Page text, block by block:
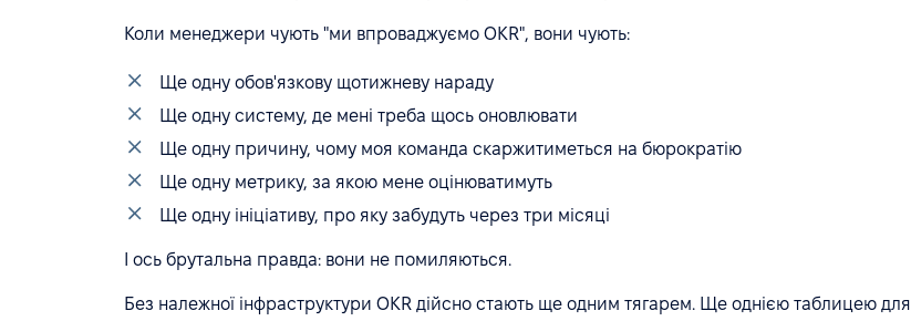
Коли менеджери чують "ми впроваджуємо OKR", вони чують:
Ще одну обов'язкову щотижневу нараду
Ще одну систему, де мені треба щось оновлювати
Ще одну причину, чому моя команда скаржитиметься на бюрократію
Ще одну метрику, за якою мене оцінюватимуть
Ще одну ініціативу, про яку забудуть через три місяці
І ось брутальна правда: вони не помиляються.
Без належної інфраструктури OKR дійсно стають ще одним тягарем. Ще однією таблицею для